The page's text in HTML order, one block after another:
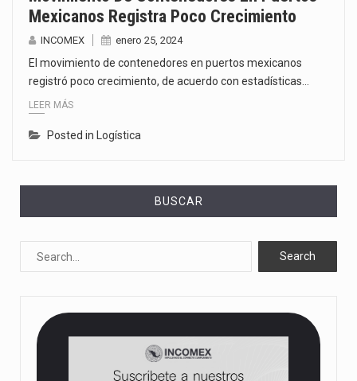
Mexicanos Registra Poco Crecimiento
INCOMEX enero 25, 2024
El movimiento de contenedores en puertos mexicanos
registró poco crecimiento, de acuerdo con estadísticas…
LEER MÁS
Posted in Logística
BUSCAR